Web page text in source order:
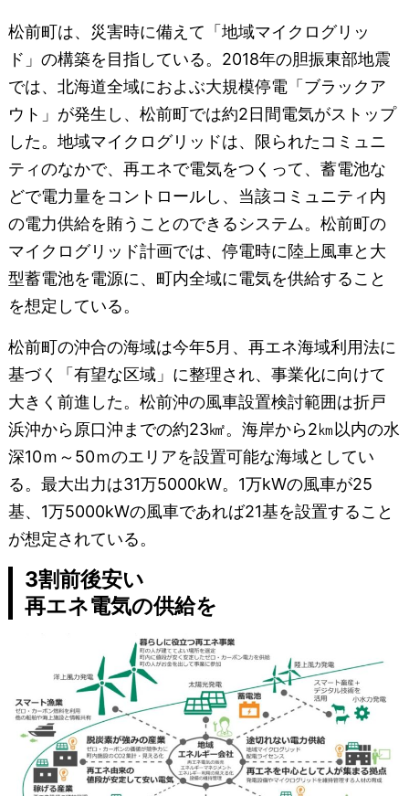
松前町は、災害時に備えて「地域マイクログリッ
ド」の構築を目指している。2018年の胆振東部地震
では、北海道全域におよぶ大規模停電「ブラックア
ウト」が発生し、松前町では約2日間電気がストップ
した。地域マイクログリッドは、限られたコミュニ
ティのなかで、再エネで電気をつくって、蓄電池な
どで電⼒量をコントロールし、当該コミュニティ内
の電⼒供給を賄うことのできるシステム。松前町の
マイクログリッド計画では、停電時に陸上風車と大
型蓄電池を電源に、町内全域に電気を供給すること
を想定している。
松前町の沖合の海域は今年5月、再エネ海域利用法に
基づく「有望な区域」に整理され、事業化に向けて
大きく前進した。松前沖の風車設置検討範囲は折戸
浜沖から原口沖までの約23㎢。海岸から2㎞以内の水
深10ｍ～50ｍのエリアを設置可能な海域としてい
る。最大出力は31万5000kW。1万kWの風車が25
基、1万5000kWの風車であれば21基を設置すること
が想定されている。
3割前後安い
再エネ電気の供給を